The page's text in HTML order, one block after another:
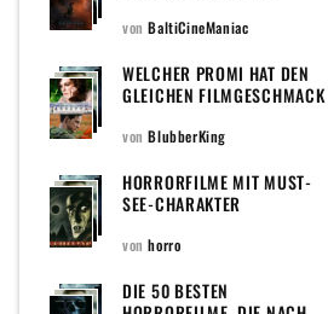
POPULÄREN TOPLISTE DER
ILMDATENBANK
vonBaltiCineManiac
WELCHER PROMI HAT DEN
GLEICHEN FILMGESCHMACK
vonBlubberKing
HORRORFILME MIT MUST-
SEE-CHARAKTER
vonhorro
DIE 50 BESTEN